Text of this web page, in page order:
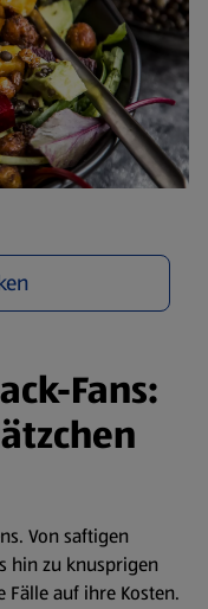
Fans:
Von saftigen
hin zu knusprigen
Fälle auf ihre Kosten.